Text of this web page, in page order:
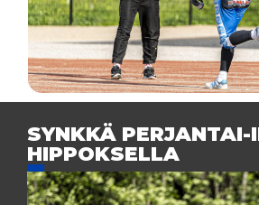
SYNKKÄ PERJANTAI-
HIPPOKSELLA